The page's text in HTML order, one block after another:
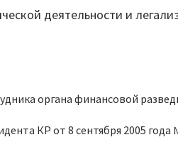
деятельности и
органа финансовой
КР от 8 сентября 2005 года